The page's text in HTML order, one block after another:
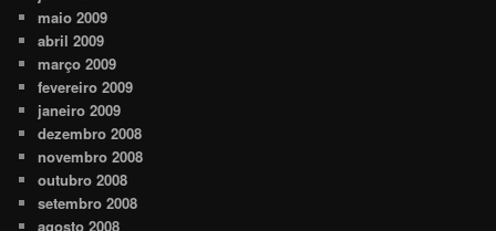
maio 2009
abril 2009
março 2009
fevereiro 2009
janeiro 2009
dezembro 2008
novembro 2008
outubro 2008
setembro 2008
agosto 2008